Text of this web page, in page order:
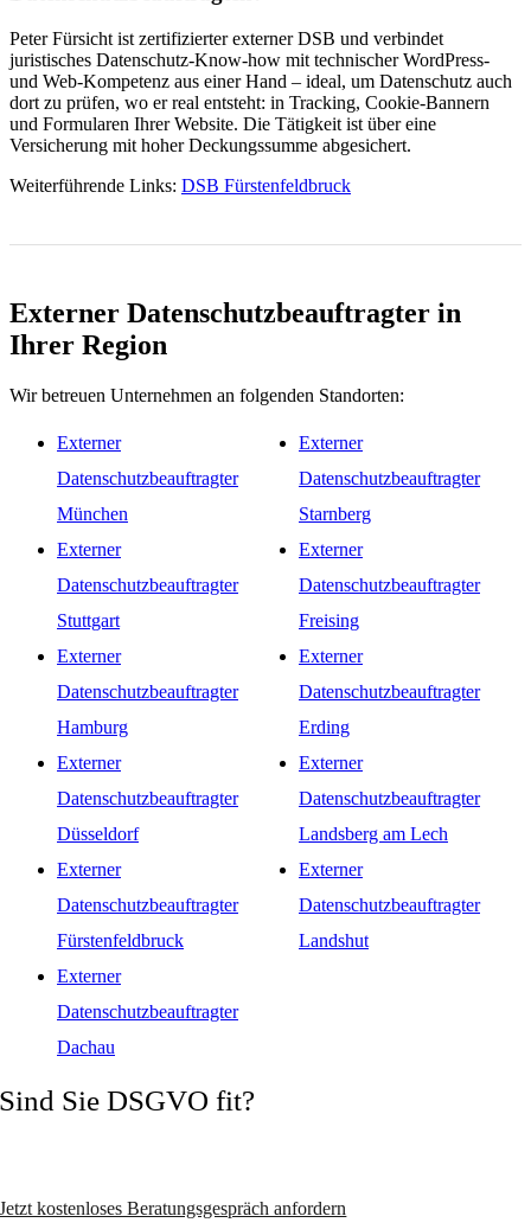
Peter Fürsicht ist zertifizierter externer DSB und verbindet
juristisches Datenschutz-Know-how mit technischer WordPress-
und Web-Kompetenz aus einer Hand – ideal, um Datenschutz auch
dort zu prüfen, wo er real entsteht: in Tracking, Cookie-Bannern
und Formularen Ihrer Website. Die Tätigkeit ist über eine
Versicherung mit hoher Deckungssumme abgesichert.
Weiterführende Links: DSB Fürstenfeldbruck
Externer Datenschutzbeauftragter in
Ihrer Region
Wir betreuen Unternehmen an folgenden Standorten:
Externer
Datenschutzbeauftragter
München
Externer
Datenschutzbeauftragter
Stuttgart
Externer
Datenschutzbeauftragter
Hamburg
Externer
Datenschutzbeauftragter
Düsseldorf
Externer
Datenschutzbeauftragter
Fürstenfeldbruck
Externer
Datenschutzbeauftragter
Dachau
Externer
Datenschutzbeauftragter
Starnberg
Externer
Datenschutzbeauftragter
Freising
Externer
Datenschutzbeauftragter
Erding
Externer
Datenschutzbeauftragter
Landsberg am Lech
Externer
Datenschutzbeauftragter
Landshut
Sind Sie DSGVO fit?
Jetzt kostenloses Beratungsgespräch anfordern